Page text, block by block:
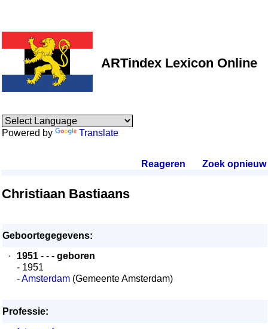
ARTindex Lexicon Online
Powered by Translate
Reageren Zoek opnieuw.
Christiaan Bastiaans
Geboortegegevens:
·
1951 - - - geboren
- 1951
-Amsterdam (Gemeente Amsterdam)
Professie: